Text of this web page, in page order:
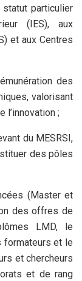
particulier
(IES), aux
et aux Centres
des
valorisant
l’innovation ;
du MESRSI,
des pôles
(Master et
des offres de
LMD, le
formateurs et le
et chercheurs
et de rang